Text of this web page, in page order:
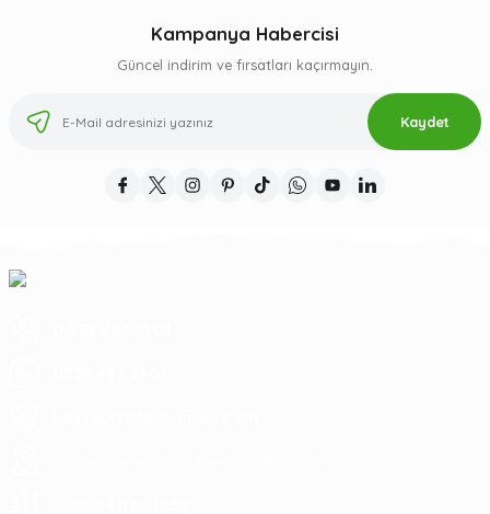
Kampanya Habercisi
Güncel indirim ve fırsatları kaçırmayın.
Kaydet